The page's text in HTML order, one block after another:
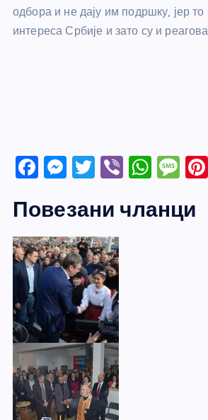
одбора и не дају им подршку, јер
интереса Србије и зато су и
F
c
e
b
o
o
k
M
ss
e
n
g
er
T
itt
er
Vi
er
W
at
M
ss
Повезани чланци